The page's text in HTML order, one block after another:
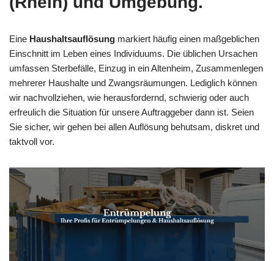
Eine Haushaltsauflösung markiert häufig einen maßgeblichen
Einschnitt im Leben eines Individuums. Die üblichen Ursachen
umfassen Sterbefälle, Einzug in ein Altenheim, Zusammenlegen
mehrerer Haushalte und Zwangsräumungen. Lediglich können
wir nachvollziehen, wie herausfordernd, schwierig oder auch
erfreulich die Situation für unsere Auftraggeber dann ist. Seien
Sie sicher, wir gehen bei allen Auflösung behutsam, diskret und
taktvoll vor.